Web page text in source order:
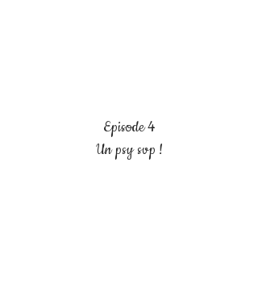
Episode 4
Un psy svp !